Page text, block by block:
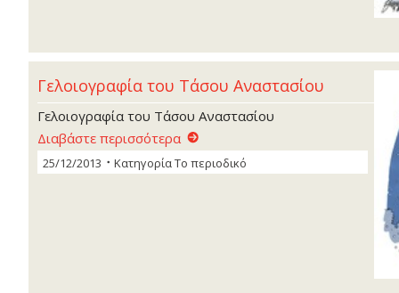
Γελοιογραφία του Τάσου Αναστασίου
Γελοιογραφία του Τάσου Αναστασίου
Διαβάστε περισσότερα
25/12/2013 ΚατηγορίαΤο περιοδικό